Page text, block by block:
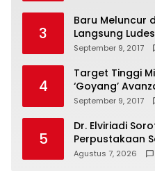
3
Baru Meluncur
Langsung
September 9, 2017
4
Target Tinggi
‘Goyang’
September 9, 2017
5
Dr. Elviriadi
Perpustakaan
Lokomotif
Agustus 7, 2026